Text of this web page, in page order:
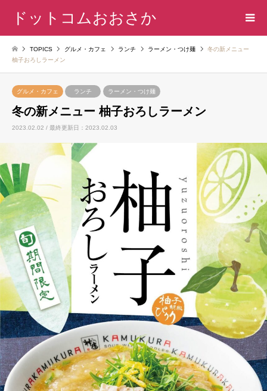
ドットコムおおさか
TOPICS グルメ・カフェ ランチ ラーメン・つけ麺
冬の新メニュー
柚子おろしラーメン
グルメ・カフェ ランチ ラーメン・つけ麺
冬の新メニュー 柚子おろしラーメン
2023.02.02 / 最終更新日：2023.02.03